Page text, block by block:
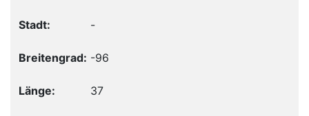
-
-96
37